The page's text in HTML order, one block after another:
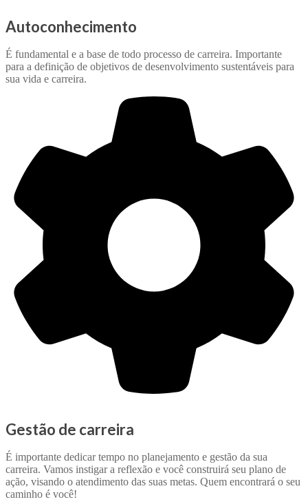
Autoconhecimento
É fundamental e a base de todo processo de carreira. Importante
para a definição de objetivos de desenvolvimento sustentáveis para
sua vida e carreira.
Gestão de carreira
É importante dedicar tempo no planejamento e gestão da sua
carreira. Vamos instigar a reflexão e você construirá seu plano de
ação, visando o atendimento das suas metas. Quem encontrará o seu
caminho é você!